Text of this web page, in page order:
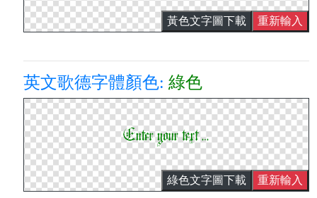
黃色文字圖下載 重新輸入
英文歌德字體顏色:綠色
綠色文字圖下載 重新輸入